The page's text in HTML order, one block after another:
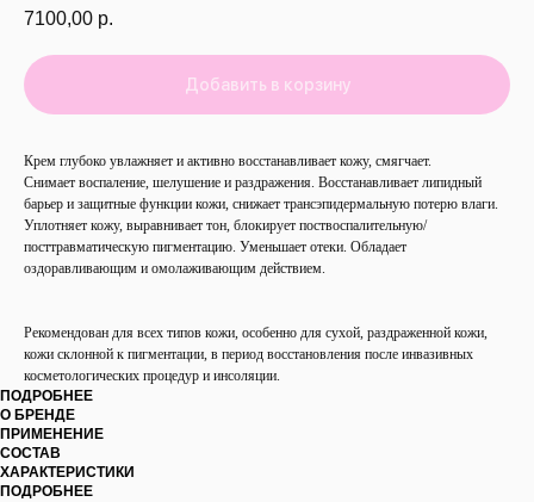
7100,00 р.
Добавить в корзину
Крем глубоко увлажняет и активно восстанавливает кожу, смягчает.
Снимает воспаление, шелушение и раздражения. Восстанавливает липидный
барьер и защитные функции кожи, снижает трансэпидермальную потерю влаги.
Уплотняет кожу, выравнивает тон, блокирует поствоспалительную/
посттравматическую пигментацию. Уменьшает отеки. Обладает
оздоравливающим и омолаживающим действием.
Рекомендован для всех типов кожи, особенно для сухой, раздраженной кожи,
кожи склонной к пигментации, в период восстановления после инвазивных
косметологических процедур и инсоляции.
ПОДРОБНЕЕ
О БРЕНДЕ
ПРИМЕНЕНИЕ
СОСТАВ
ХАРАКТЕРИСТИКИ
ПОДРОБНЕЕ